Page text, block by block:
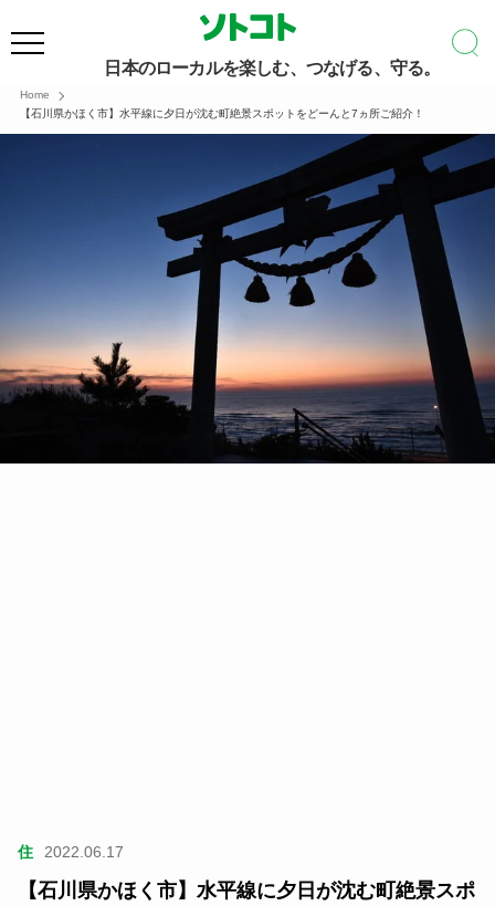
日本のローカルを楽しむ、つなげる、守る。
Home
【石川県かほく市】水平線に夕日が沈む町絶景スポットをどーんと7ヵ所ご紹介！
住 2022.06.17
【石川県かほく市】水平線に夕日が沈む町絶景スポ